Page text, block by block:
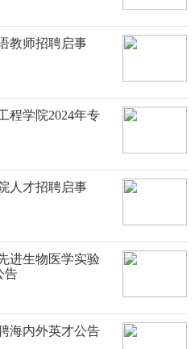
教师招聘启事
程学院2024年专
人才招聘启事
进生物医学实验
告
海内外英才公告